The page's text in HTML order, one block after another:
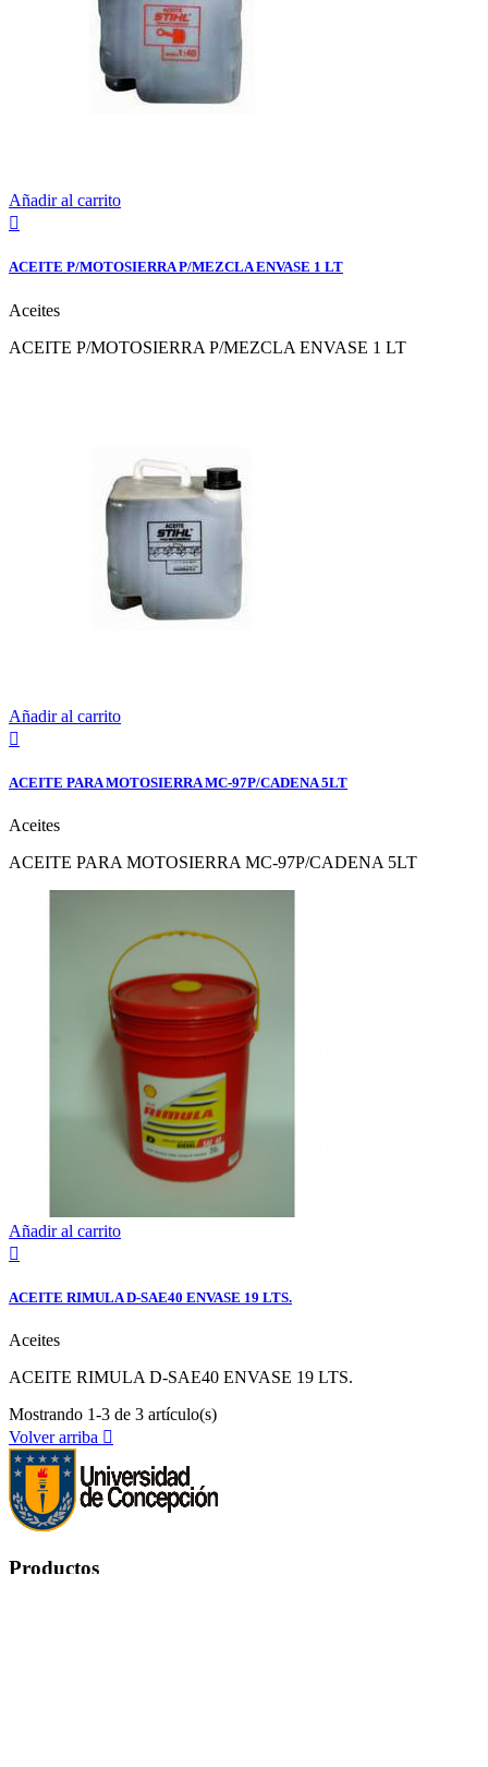
Añadir al carrito

ACEITE P/MOTOSIERRA P/MEZCLA ENVASE 1 LT
Aceites
ACEITE P/MOTOSIERRA P/MEZCLA ENVASE 1 LT
Añadir al carrito

ACEITE PARA MOTOSIERRA MC-97P/CADENA 5LT
Aceites
ACEITE PARA MOTOSIERRA MC-97P/CADENA 5LT
Añadir al carrito

ACEITE RIMULA D-SAE40 ENVASE 19 LTS.
Aceites
ACEITE RIMULA D-SAE40 ENVASE 19 LTS.
Mostrando 1-3 de 3 artículo(s)
Volver arriba 
Productos